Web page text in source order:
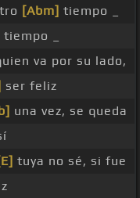
[Abm] tiempo _
tiempo _
va por su lado,
ser feliz
una vez, se queda
tuya no sé, si fue